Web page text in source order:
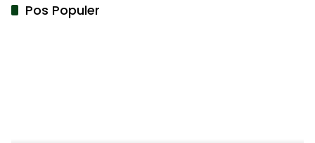
Pos Populer